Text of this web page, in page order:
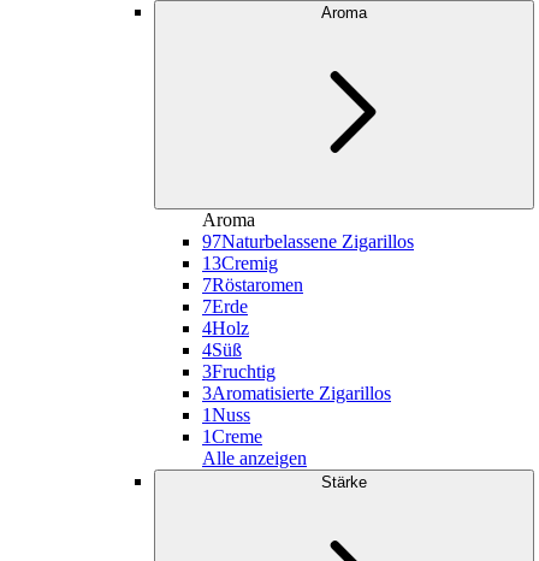
Aroma
Aroma
97Naturbelassene Zigarillos
13Cremig
7Röstaromen
7Erde
4Holz
4Süß
3Fruchtig
3Aromatisierte Zigarillos
1Nuss
1Creme
Alle anzeigen
Stärke